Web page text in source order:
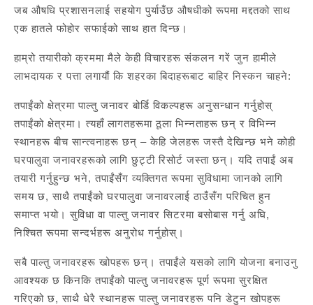
जब औषधि प्रशासनलाई सहयोग पुर्याउँछ औषधीको रूपमा मद्दतको साथ
एक हातले फोहोर सफाईको साथ हात दिन्छ।
हाम्रो तयारीको क्रममा मैले केही विचारहरू संकलन गरें जुन हामीले
लाभदायक र पत्ता लगायौं कि शहरका बिदाहरूबाट बाहिर निस्कन चाहने:
तपाईंको क्षेत्रमा पाल्तु जनावर बोर्डि विकल्पहरू अनुसन्धान गर्नुहोस्
तपाईंको क्षेत्रमा। त्यहाँ लागतहरूमा ठूला भिन्नताहरू छन् र विभिन्न
स्थानहरू बीच सान्त्वनाहरू छन् – केहि जेलहरू जस्तै देखिन्छ भने कोही
घरपालुवा जनावरहरूको लागि छुट्टी रिसोर्ट जस्ता छन्। यदि तपाईं अब
तयारी गर्नुहुन्छ भने, तपाईंसँग व्यक्तिगत रूपमा सुविधामा जानको लागि
समय छ, साथै तपाईंको घरपालुवा जनावरलाई ठाउँसँग परिचित हुन
समाप्त भयो। सुविधा वा पाल्तु जनावर सिटरमा बसोबास गर्नु अघि,
निश्चित रूपमा सन्दर्भहरू अनुरोध गर्नुहोस्।
सबै पाल्तु जनावरहरू खोपहरू छन्। तपाईंले यसको लागि योजना बनाउनु
आवश्यक छ किनकि तपाईंको पाल्तु जनावरहरू पूर्ण रूपमा सुरक्षित
गरिएको छ, साथै धेरै स्थानहरू पाल्तु जनावरहरू पनि डेटुन खोपहरू